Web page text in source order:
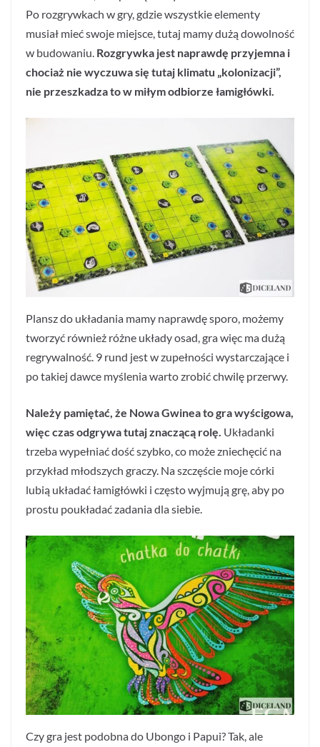
Po rozgrywkach w gry, gdzie wszystkie elementy
musiał mieć swoje miejsce, tutaj mamy dużą dowolność
w budowaniu. Rozgrywka jest naprawdę przyjemna i
chociaż nie wyczuwa się tutaj klimatu „kolonizacji”,
nie przeszkadza to w miłym odbiorze łamigłówki.
Plansz do układania mamy naprawdę sporo, możemy
tworzyć również różne układy osad, gra więc ma dużą
regrywalność. 9 rund jest w zupełności wystarczające i
po takiej dawce myślenia warto zrobić chwilę przerwy.
Należy pamiętać, że Nowa Gwinea to gra wyścigowa,
więc czas odgrywa tutaj znaczącą rolę. Układanki
trzeba wypełniać dość szybko, co może zniechęcić na
przykład młodszych graczy. Na szczęście moje córki
lubią układać łamigłówki i często wyjmują grę, aby po
prostu poukładać zadania dla siebie.
Czy gra jest podobna do Ubongo i Papui? Tak, ale